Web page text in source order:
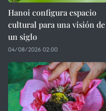
Hanoi configura espacio
cultural para una visión de
un siglo
04/08/2026 02:00